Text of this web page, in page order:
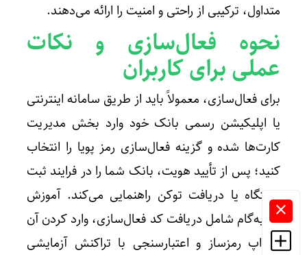
متداول، ترکیبی از راحتی و امنیت را ارائه می‌دهند.
نحوه فعال‌سازی و نکات
عملی برای کاربران
برای فعال‌سازی، معمولاً باید از طریق سامانه اینترنتی
یا اپلیکیشن رسمی بانک خود وارد بخش مدیریت
کارت‌ها شده و گزینه فعال‌سازی رمز پویا را انتخاب
کنید؛ پس از تأیید هویت، بانک شما را در فرایند ثبت
دستگاه یا دریافت توکن راهنمایی می‌کند. آموزش
گام‌به‌گام شامل دریافت کد فعال‌سازی، وارد کردن آن
در اپ رمزساز و اعتبارسنجی با تراکنش آزمایشی